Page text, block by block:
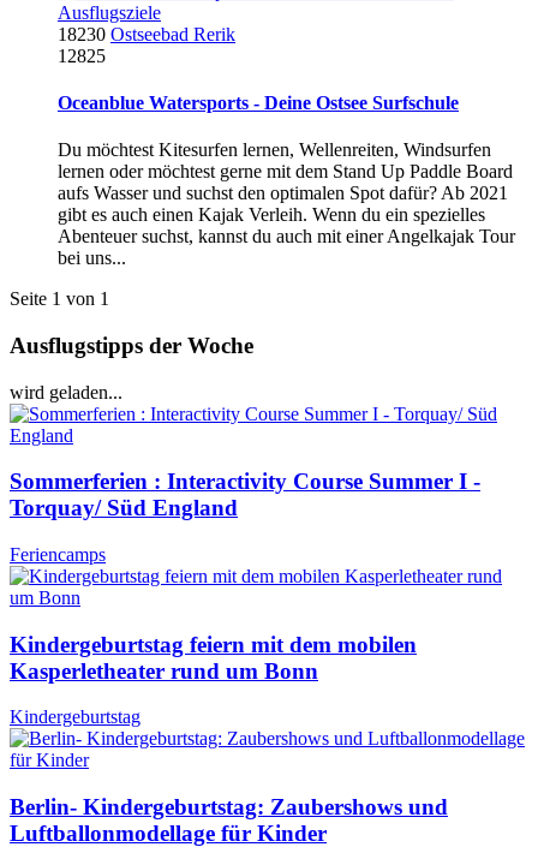
Ausflugsziele
18230 Ostseebad Rerik
12825
Oceanblue Watersports - Deine Ostsee Surfschule
Du möchtest Kitesurfen lernen, Wellenreiten, Windsurfen
lernen oder möchtest gerne mit dem Stand Up Paddle Board
aufs Wasser und suchst den optimalen Spot dafür? Ab 2021
gibt es auch einen Kajak Verleih. Wenn du ein spezielles
Abenteuer suchst, kannst du auch mit einer Angelkajak Tour
bei uns...
Seite 1 von 1
Ausflugstipps der Woche
wird geladen...
Sommerferien : Interactivity Course Summer I -
Torquay/ Süd England
Feriencamps
Kindergeburtstag feiern mit dem mobilen
Kasperletheater rund um Bonn
Kindergeburtstag
Berlin- Kindergeburtstag: Zaubershows und
Luftballonmodellage für Kinder